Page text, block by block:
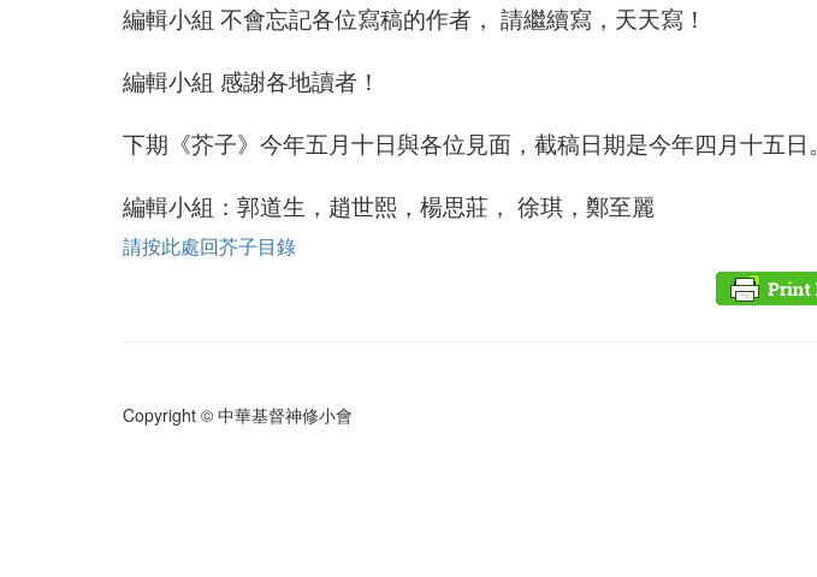
編輯小組 不會忘記各位寫稿的作者， 請繼續寫，天天寫！
編輯小組 感謝各地讀者！
下期《芥子》今年五月十日與各位見面，截稿日期是今年四月十五日。
編輯小組：郭道生，趙世熙，楊思莊， 徐琪，鄭至麗
請按此處回芥子目錄
Copyright © 中華基督神修小會